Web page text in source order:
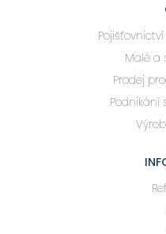
Malé a
Prodej